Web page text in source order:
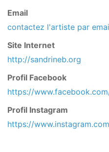
Email
rap
etsit
ra'l
zetca
tnoc
Site Internet
http://sandrineb.org
Profil Facebook
https://
Profil Instagram
https://